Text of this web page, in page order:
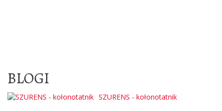
BLOGI
SZURENS - kołonotatnik